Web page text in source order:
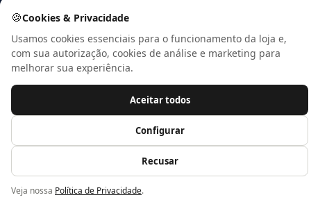
thiago@artetintas.com.br
Seg. a Sex. 8h às 18h
Sábado 8h às 12h
Google Safe Browsing
© 2026 Arte Tintas · CNPJ 00.057.118/0001-56
🍪Cookies & Privacidade
Usamos cookies essenciais para o funcionamento da loja e,
com sua autorização, cookies de análise e marketing para
melhorar sua experiência.
Recusar
Configurar
Aceitar todos
Veja nossa Política de Privacidade.